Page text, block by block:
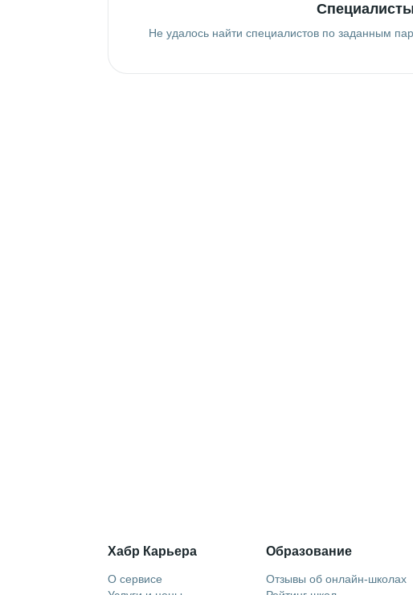
Не удалось найти специалистов по заданным
Хабр Карьера
О сервисе
Образование
Отзывы об онлайн-школах